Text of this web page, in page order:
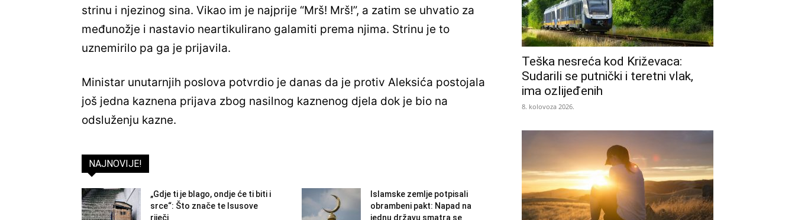
strinu i njezinog sina. Vikao im je najprije “Mrš! Mrš!”, a zatim se uhvatio za
međunožje i nastavio neartikulirano galamiti prema njima. Strinu je to
uznemirilo pa ga je prijavila.
Ministar unutarnjih poslova potvrdio je danas da je protiv Aleksića postojala
još jedna kaznena prijava zbog nasilnog kaznenog djela dok je bio na
odsluženju kazne.
NAJNOVIJE!
„Gdje ti je blago, ondje će ti biti i
srce“: Što znače te Isusove
riječi
Islamske zemlje potpisali
obrambeni pakt: Napad na
jednu državu smatra se
Teška nesreća kod Križevaca:
Sudarili se putnički i teretni vlak,
ima ozlijeđenih
8. kolovoza 2026.